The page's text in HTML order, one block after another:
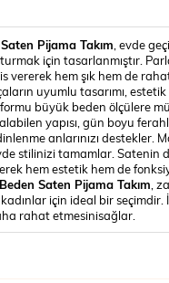
Pijama Takım , evde
için tasarlanmıştır.
vererek hem şık hem de
uyumlu tasarımı,
formu büyük beden ölçülere
yapısı, gün boyu
anlarınızı destekler.
stilinizi tamamlar. Satenin
hem estetik hem de
Saten Pijama Takım ,
için ideal bir seçimdir.
rahat etmesinisağlar.